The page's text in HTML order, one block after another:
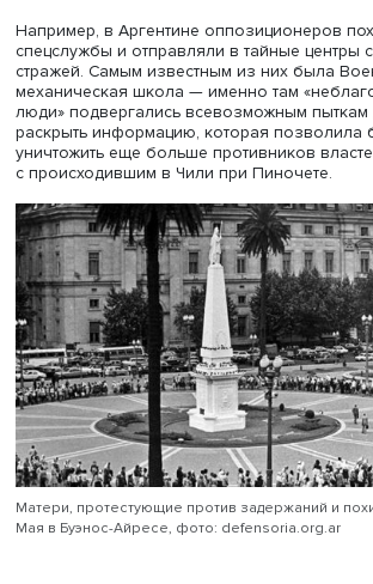
кризис.
— Как мы понимаем, правление
едва ли не более жестоким, чем
соседнем Чили.
— Неправильно сравнивать разные
Америке и Карибском бассейне по
все они были разные и по-своему
Во время последней военной
1983) режим стремился
экономику, чтобы дисциплинировать
стране «попасть в руки
рамках этой линии хунта проводила
подвергала население прессингу:
похищениям и т.д.
Например, в Аргентине
спецслужбы и отправляли в тайные
стражей. Самым известным из них
механическая школа — именно там